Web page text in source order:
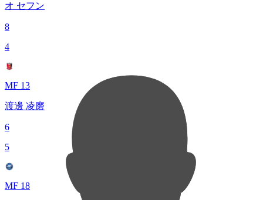
オ セフン
8
4
MF 13
渡邊 凌磨
6
5
MF 18